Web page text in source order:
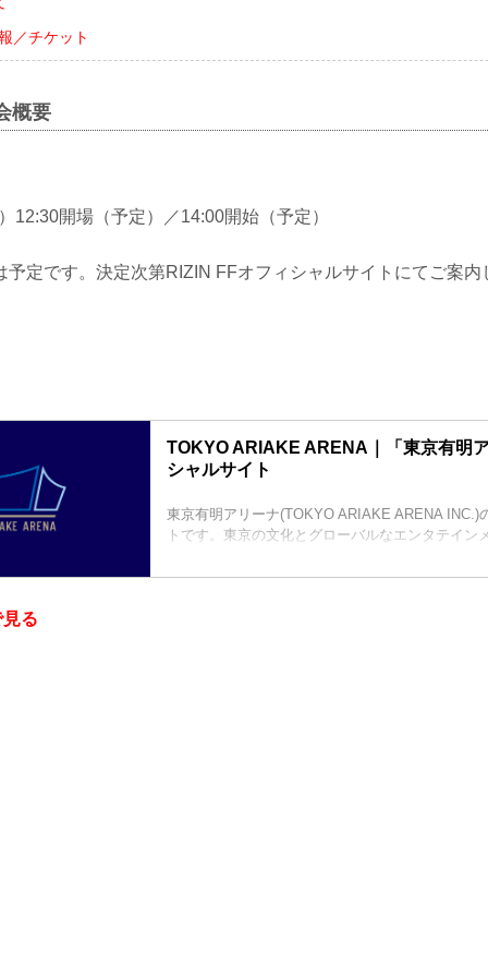
／チケット
概要
12:30開場（予定）／14:00開始（予定）
定です。決定次第RIZIN FFオフィシャルサイトにてご案内
TOKYO ARIAKE ARENA｜「東京有明
シャルサイト
東京有明アリーナ(TOKYO ARIAKE ARENA INC.)
トです。東京の文化とグローバルなエンタテイン
る